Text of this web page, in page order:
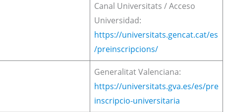
Canal Universitats / Acceso
Universidad:
https://universitats.gencat.cat/es
/preinscripcions/
Generalitat Valenciana:
https://universitats.gva.es/es/pre
inscripcio-universitaria